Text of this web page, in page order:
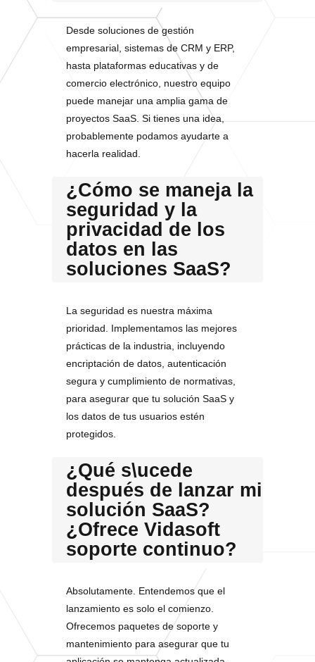
Desde soluciones de gestión
empresarial, sistemas de CRM y ERP,
hasta plataformas educativas y de
comercio electrónico, nuestro equipo
puede manejar una amplia gama de
proyectos SaaS. Si tienes una idea,
probablemente podamos ayudarte a
hacerla realidad.
¿Cómo se maneja la
seguridad y la
privacidad de los
datos en las
soluciones SaaS?
La seguridad es nuestra máxima
prioridad. Implementamos las mejores
prácticas de la industria, incluyendo
encriptación de datos, autenticación
segura y cumplimiento de normativas,
para asegurar que tu solución SaaS y
los datos de tus usuarios estén
protegidos.
¿Qué s\ucede
después de lanzar mi
solución SaaS?
¿Ofrece Vidasoft
soporte continuo?
Absolutamente. Entendemos que el
lanzamiento es solo el comienzo.
Ofrecemos paquetes de soporte y
mantenimiento para asegurar que tu